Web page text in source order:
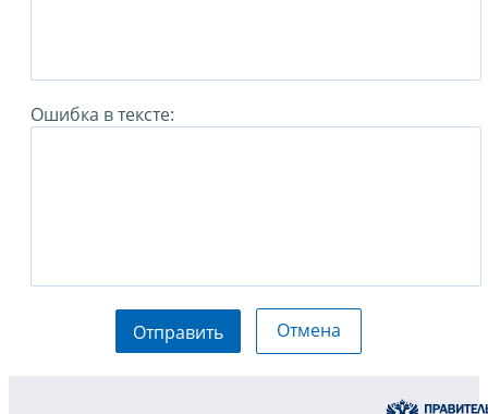
Ошибка в тексте:
Отправить Отмена